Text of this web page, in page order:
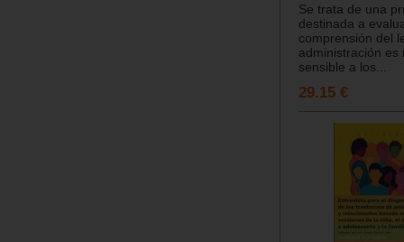
Se trata de una
destinada a
comprensión del
administración es
sensible a los...
29.15 €